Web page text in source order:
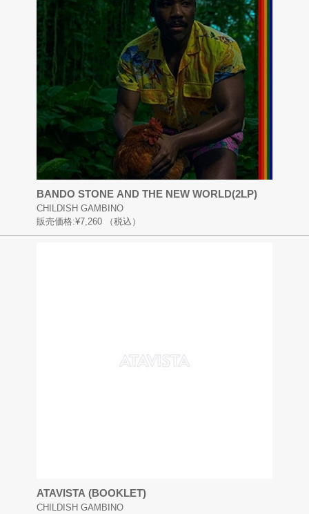
BANDO STONE AND THE NEW WORLD(2LP)
CHILDISH GAMBINO
販売価格:¥7,260 （税込）
ATAVISTA (BOOKLET)
CHILDISH GAMBINO